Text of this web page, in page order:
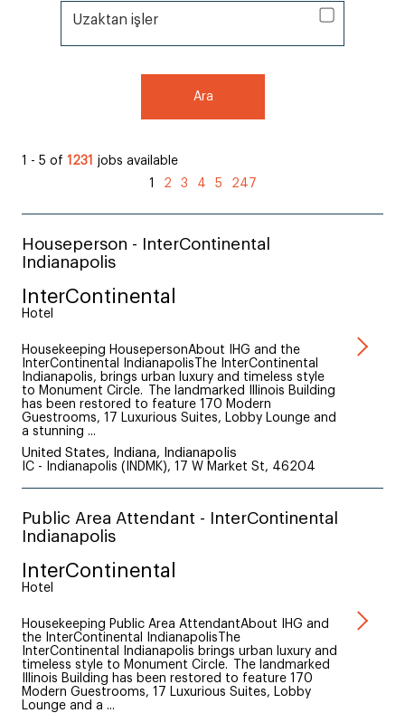
Uzaktan işler
Uzaktan işler
Ara
1 - 5 of 1231 jobs available
1
2 3 4 5 247
Houseperson - InterContinental
Indianapolis
InterContinental
Hotel
Housekeeping HousepersonAbout IHG and the
InterContinental IndianapolisThe InterContinental
Indianapolis, brings urban luxury and timeless style
to Monument Circle. The landmarked Illinois Building
has been restored to feature 170 Modern
Guestrooms, 17 Luxurious Suites, Lobby Lounge and
a stunning ...
United States, Indiana, Indianapolis
IC - Indianapolis (INDMK), 17 W Market St, 46204
Public Area Attendant - InterContinental
Indianapolis
InterContinental
Hotel
Housekeeping Public Area AttendantAbout IHG and
the InterContinental IndianapolisThe
InterContinental Indianapolis brings urban luxury and
timeless style to Monument Circle. The landmarked
Illinois Building has been restored to feature 170
Modern Guestrooms, 17 Luxurious Suites, Lobby
Lounge and a ...